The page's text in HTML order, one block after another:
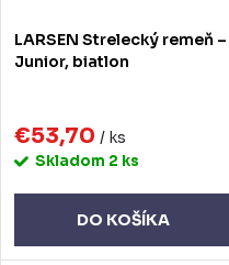
LARSEN Strelecký remeň –
Junior, biatlon
€53,70 / ks
Skladom 2 ks
DO KOŠÍKA